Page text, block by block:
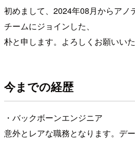
初めまして、2024年08月からアノ
チームにジョインした、
朴と申します。よろしくお願いい
今までの経歴
・バックボーンエンジニア
意外とレアな職務となります。デ